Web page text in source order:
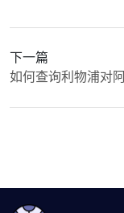
下一篇
如何查询利物浦对